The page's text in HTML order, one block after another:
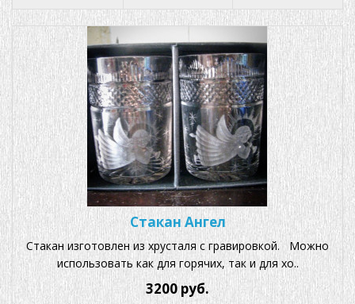
Стакан Ангел
Стакан изготовлен из хрусталя с гравировкой. Можно
использовать как для горячих, так и для хо..
3200 руб.